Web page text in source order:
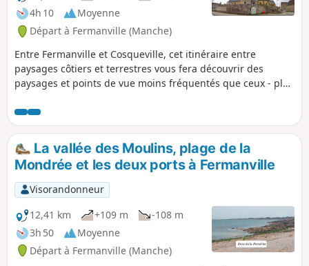
4h 10
Moyenne
Départ à Fermanville (Manche)
Entre Fermanville et Cosqueville, cet itinéraire entre
paysages côtiers et terrestres vous fera découvrir des
paysages et points de vue moins fréquentés que ceux - plus
entre les deux ports de Fermanville (Lévy et Pignot).
La vallée des Moulins, plage de la
Mondrée et les deux ports à Fermanville
Visorandonneur
12,41 km
+109 m
-108 m
3h 50
Moyenne
Départ à Fermanville (Manche)